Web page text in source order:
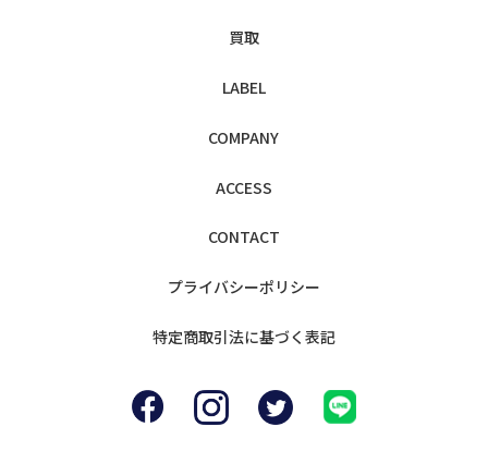
買取
LABEL
COMPANY
ACCESS
CONTACT
プライバシーポリシー
特定商取引法に基づく表記